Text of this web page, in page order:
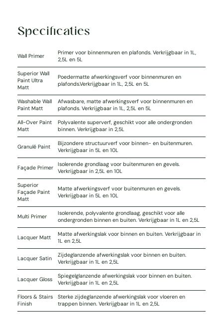
Specificaties
Wall Primer
Primer voor binnenmuren en plafonds. Verkrijgbaar in 1L,
2,5L en 5L
Superior Wall
Paint Ultra
Matt
Poedermatte afwerkingsverf voor binnenmuren en
plafonds.Verkrijgbaar in 1L, 2,5L en 5L
Washable Wall
Paint Matt
Afwasbare, matte afwerkingsverf voor binnenmuren en
plafonds. Verkrijgbaar in 1L, 2,5L en 5L
All-Over Paint
Matt
Polyvalente superverf, geschikt voor alle ondergronden
binnen. Verkrijgbaar in 2,5L
Granulé Paint
Bijzondere structuurverf voor binnen- en buitenmuren.
Verkrijgbaar in 5L en 10L
Façade Primer
Isolerende grondlaag voor buitenmuren en gevels.
Verkrijgbaar in 2,5L en 10L
Superior
Façade Paint
Matt
Matte afwerkingsverf voor buitenmuren en gevels.
Verkrijgbaar in 5L en 10L
Multi Primer
Isolerende, polyvalente grondlaag, geschikt voor alle
ondergronden binnen en buiten. Verkrijgbaar in 1L en 2,5L
Lacquer Matt
Matte afwerkingslak voor binnen en buiten. Verkrijgbaar in
1L en 2,5L
Lacquer Satin
Zijdeglanzende afwerkingslak voor binnen en buiten.
Verkrijgbaar in 1L en 2,5L
Lacquer Gloss
Spiegelglanzende afwerkingslak voor binnen en buiten.
Verkrijgbaar in 1L en 2,5L
Floors & Stairs
Finish
Sterke zijdeglanzende afwerkingslak voor vloeren en
trappen binnen. Verkrijgbaar in 1L en 2,5L